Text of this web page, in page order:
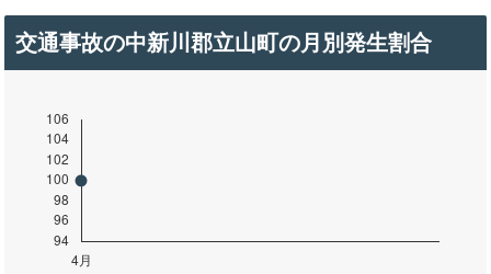
交通事故の中新川郡立山町の月別発生割合